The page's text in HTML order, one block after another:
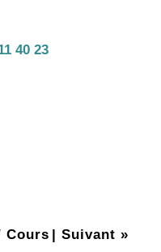
40 23
Cours | Suivant »